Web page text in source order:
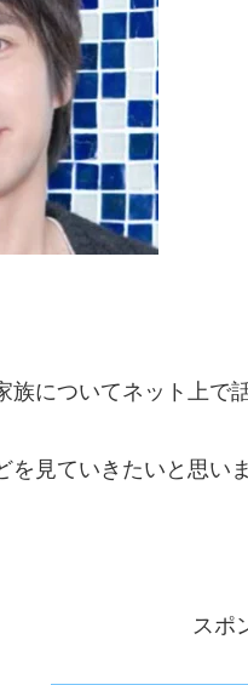
族についてネット上で
見ていきたいと思いま
スポ